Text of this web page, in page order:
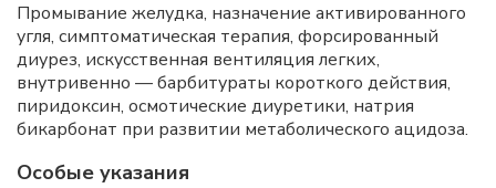
Промывание желудка, назначение активированного
угля, симптоматическая терапия, форсированный
диурез, искусственная вентиляция легких,
внутривенно — барбитураты короткого действия,
пиридоксин, осмотические диуретики, натрия
бикарбонат при развитии метаболического ацидоза.
Особые указания